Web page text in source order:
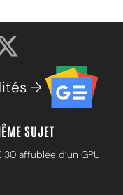
→
SUJET
affublée d’un GPU